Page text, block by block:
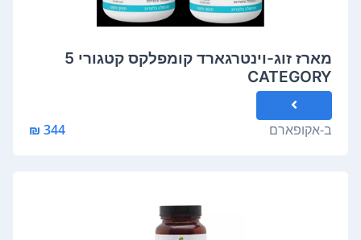
מארז זוג-וינטרגארד קומפלקס קטגורי 5
CATEGORY
ב-אקופארם 344 ₪